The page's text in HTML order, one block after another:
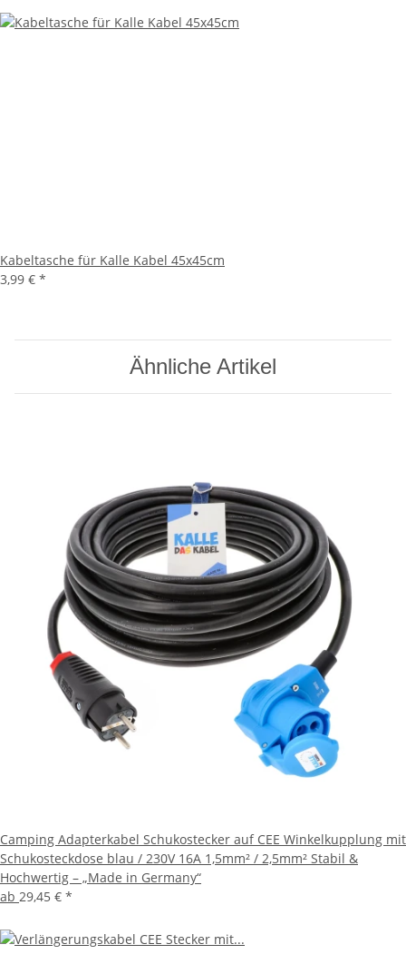
Kabeltasche für Kalle Kabel 45x45cm
3,99 € *
Ähnliche Artikel
Camping Adapterkabel Schukostecker auf CEE Winkelkupplung mit
Schukosteckdose blau / 230V 16A 1,5mm² / 2,5mm² Stabil &
Hochwertig – „Made in Germany“
ab 29,45 € *